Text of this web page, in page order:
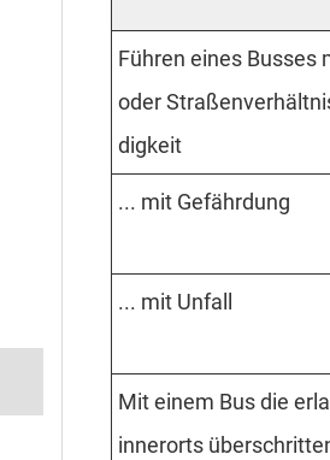
Führen eines Busses
oder
digkeit
... mit Gefährdung
... mit Unfall
Mit einem Bus die
innerorts